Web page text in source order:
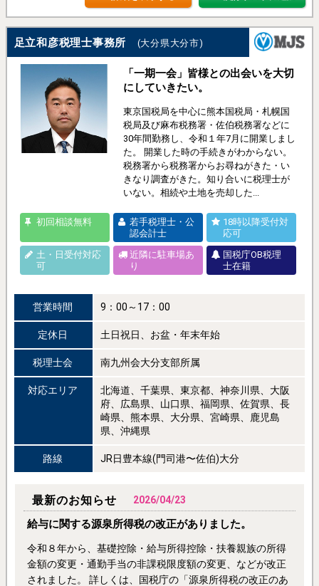
足立和彦税理士事務所 (大分県大分市)
「一期一会」皆様との出会いを大切
にしていきたい。
東京国税局を中心に熊本国税局・札幌国
税局及び麻布税務署・佐伯税務署などに
30年間勤務し、令和１年7月に開業しまし
た。 開業した時の手続きがわからない。
税務署から税務署からお尋ねがきた・い
きなり調査がきた。知り合いに税理士が
いない。相続や土地を売却した...
初回相談無料
若手税理士・公
認会計士
18時以降受付対
応可
土・日受付対応
可
近隣に駐車場あ
り
国税庁OB税理
士在籍
営業時間 9：00～17：00
定休日 土日祝日、お盆・年末年始
税理士会 南九州会大分支部所属
対応エリア
北海道、千葉県、東京都、神奈川県、大阪
府、広島県、山口県、福岡県、佐賀県、長
崎県、熊本県、大分県、宮崎県、鹿児島
県、沖縄県
路線 JR日豊本線(門司港〜佐伯)大分
最新のお知らせ 2026/04/23
給与に関する源泉所得税の改正がありました。
令和８年から、基礎控除・給与所得控除・扶養親族の所得
金額の変更・通勤手当の非課税限度額の変更、などが改正
されました。 詳しくは、国税庁の「源泉所得税の改正のあ